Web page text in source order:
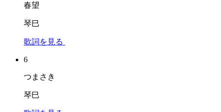
春望
琴巳
歌詞を見る
6
つまさき
琴巳